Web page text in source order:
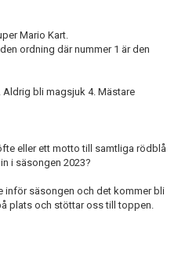
Mario Kart.
ordning där nummer 1 är den
Aldrig bli magsjuk 4. Mästare
eller ett motto till samtliga rödblå
i säsongen 2023?
inför säsongen och det kommer bli
plats och stöttar oss till toppen.